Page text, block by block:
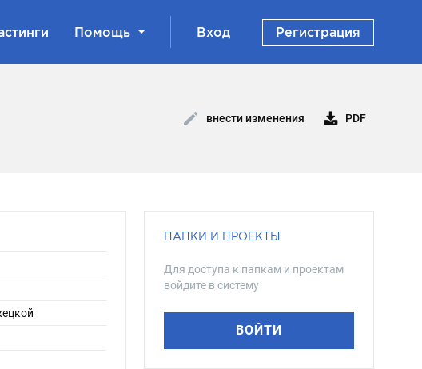
Помощь Вход Регистрация
внести изменения PDF
ПАПКИ И ПРОЕКТЫ
Для доступа к папкам и проектам
войдите в систему
ВОЙТИ